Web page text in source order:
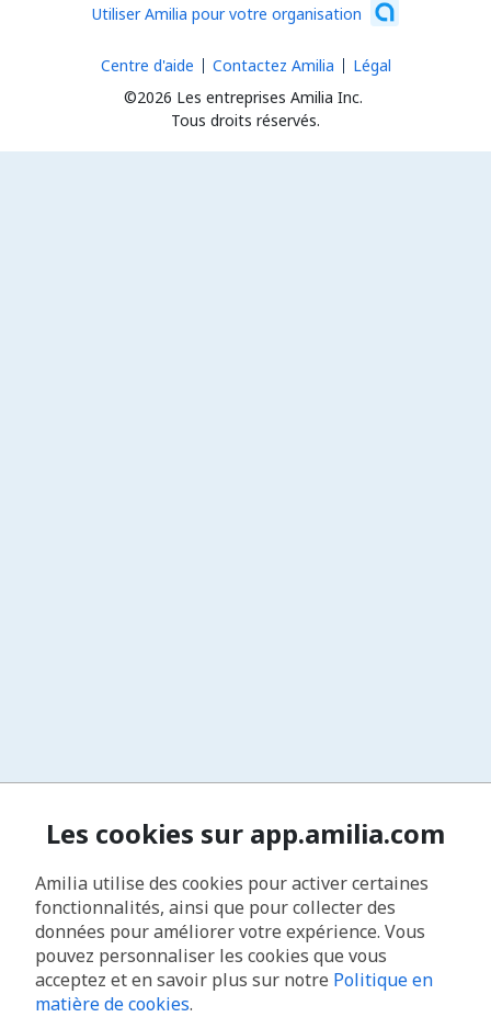
Utiliser Amilia pour votre organisation
©2026 Les entreprises Amilia Inc.
Tous droits réservés.
Centre d'aide Contactez Amilia Légal
Les cookies sur app.amilia.com
Amilia utilise des cookies pour activer certaines
fonctionnalités, ainsi que pour collecter des
données pour améliorer votre expérience. Vous
pouvez personnaliser les cookies que vous
acceptez et en savoir plus sur notre Politique en
matière de cookies.